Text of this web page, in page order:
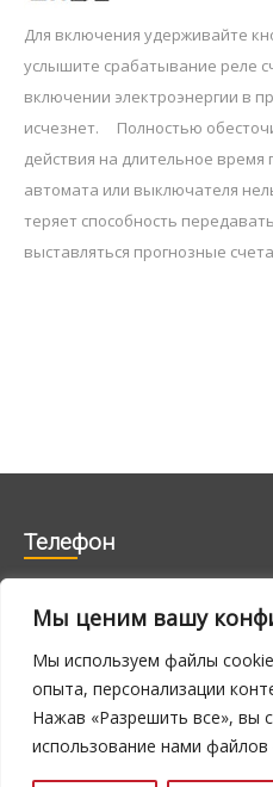
Мы ценим вашу
Мы используем файлы
опыта, персонализации
Нажав «Разрешить все», вы
использование нами файлов
Для включения удерживайте
услышите срабатывание реле
включении электроэнергии в
исчезнет. Полностью
действия на длительное время
автомата или выключателя
теряет способность
выставляться прогнозные
Телефон
606 1840
715 0180
E-N 9.00 -